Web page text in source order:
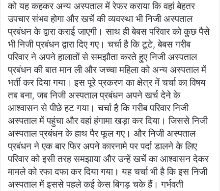
को यह कहकर अन्य अस्पताल में रेफर कराया कि वहां बेहतर
उपचार संभव होगा और खर्चे की व्यवस्था भी निजी अस्पताल
प्रबंधन के द्वारा कराई जाएगी। साथ ही बेबस परिवार को कुछ पैसे
भी निजी प्रबंधन द्वारा दिए गए। चर्चा है कि टूटे, बेबस गरीब
परिवार ने अपने हालातों से समझौता करते हुए निजी अस्पताल
प्रबंधन की बात मान ली और जच्चा महिला को अन्य अस्पताल में
भर्ती कर दिया गया। इस पूरे प्रकरण का क्षेत्र में चर्चा का विषय
तब बना, जब निजी अस्पताल प्रबंधन अपने खर्च देने के
आश्वासन से पीछे हट गया। चर्चा है कि गरीब परिवार निजी
अस्पताल में पहुंचा और वहां हंगामा खड़ा कर दिया। जिससे निजी
अस्पताल प्रबंधन के हाथ पैर फूल गए। और निजी अस्पताल
प्रबंधन ने एक बार फिर अपने कारनामे पर पर्दा डालने के लिए
परिवार को इसी तरह समझाया और उन्हें खर्चे का आश्वासन देकर
मामले को रफा दफा कर दिया गया। यह चर्चा भी है कि इस निजी
अस्पताल में इससे पहले कई केस बिगड़ चके हैं। गर्भवती